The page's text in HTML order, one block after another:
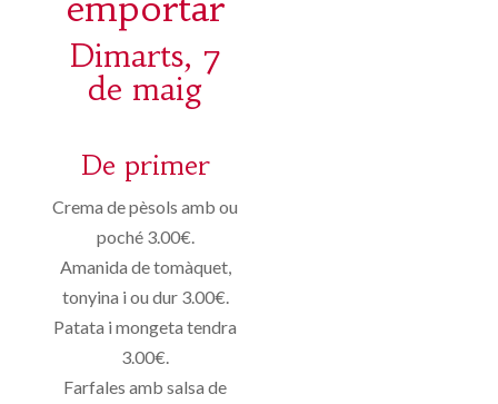
Dimarts, 7
de maig
De primer
Crema de pèsols amb ou
poché 3.00€.
Amanida de tomàquet,
tonyina i ou dur 3.00€.
Patata i mongeta tendra
3.00€.
Farfales amb salsa de